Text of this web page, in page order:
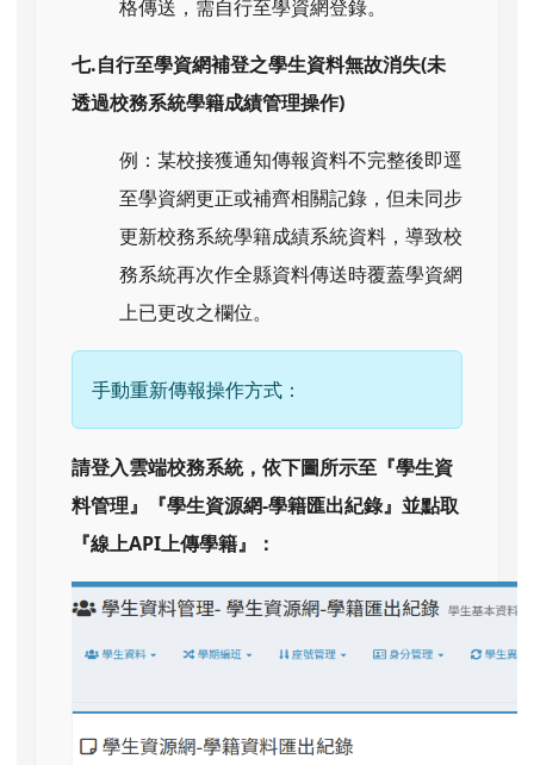
格傳送，需自行至學資網登錄。
七.自行至學資網補登之學生資料無故消失(未
透過校務系統學籍成績管理操作)
例：某校接獲通知傳報資料不完整後即逕
至學資網更正或補齊相關記錄，但未同步
更新校務系統學籍成績系統資料，導致校
務系統再次作全縣資料傳送時覆蓋學資網
上已更改之欄位。
手動重新傳報操作方式：
請登入雲端校務系統，依下圖所示至『學生資
料管理』『學生資源網-學籍匯出紀錄』並點取
『線上API上傳學籍』：